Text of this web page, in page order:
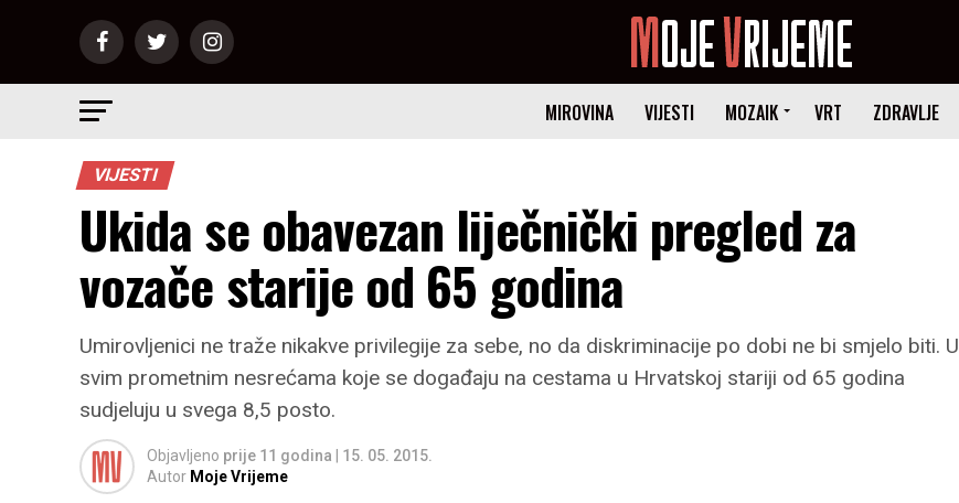
MIROVINA VIJESTI MOZAIK VRT ZDRAVLJE
VIJESTI
Ukida se obavezan liječnički pregled za
vozače starije od 65 godina
Umirovljenici ne traže nikakve privilegije za sebe, no da diskriminacije po dobi ne bi smjelo biti. U
svim prometnim nesrećama koje se događaju na cestama u Hrvatskoj stariji od 65 godina
sudjeluju u svega 8,5 posto.
Objavljeno prije 11 godina
15. 05. 2015.
Autor Moje Vrijeme